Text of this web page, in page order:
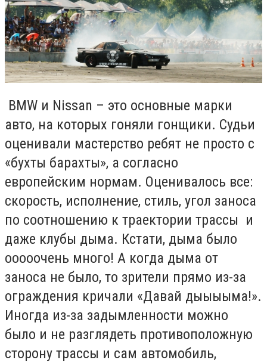
BMW и Nissan – это основные марки
авто, на которых гоняли гонщики. Судьи
оценивали мастерство ребят не просто с
«бухты барахты», а согласно
европейским нормам. Оценивалось все:
скорость, исполнение, стиль, угол заноса
по соотношению к траектории трассы и
даже клубы дыма. Кстати, дыма было
ооооочень много! А когда дыма от
заноса не было, то зрители прямо из-за
ограждения кричали «Давай дыыыыма!».
Иногда из-за задымленности можно
было и не разглядеть противоположную
сторону трассы и сам автомобиль,